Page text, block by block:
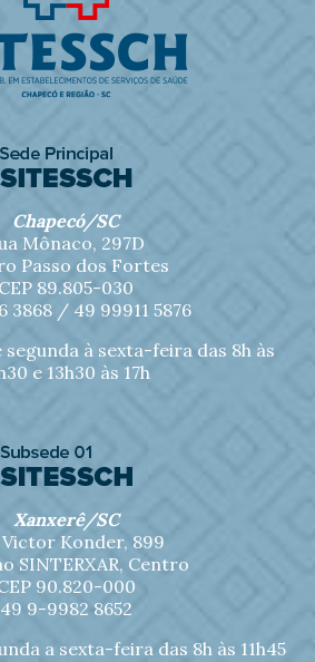
Chapecó/SC
Mônaco, 297D
Passo dos Fortes
CEP 89.805-030
3868 / 49 99911 5876
à sexta-feira das 8h às
e 13h30 às 17h
Xanxerê/SC
Victor Konder, 899
SINTERXAR, Centro
90.820-000
49 9-9982 8652
a sexta-feira das 8h às 11h45